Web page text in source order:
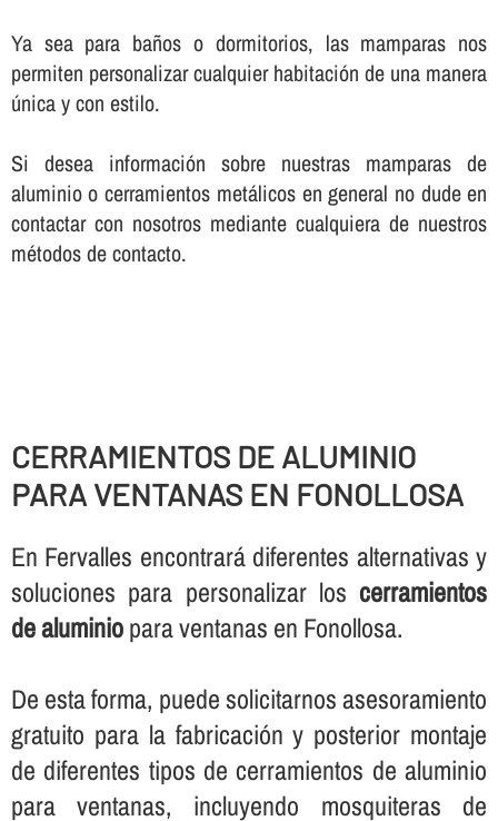
Ya sea para baños o dormitorios, las mamparas nos
permiten personalizar cualquier habitación de una manera
única y con estilo.
Si desea información sobre nuestras mamparas de
aluminio o cerramientos metálicos en general no dude en
contactar con nosotros mediante cualquiera de nuestros
métodos de contacto.
CERRAMIENTOS DE ALUMINIO
PARA VENTANAS EN FONOLLOSA
En Fervalles encontrará diferentes alternativas y
soluciones para personalizar loscerramientos
de aluminiopara ventanas en Fonollosa.
De esta forma, puede solicitarnos asesoramiento
gratuito para la fabricación y posterior montaje
de diferentes tipos de cerramientos de aluminio
para ventanas, incluyendo mosquiteras de